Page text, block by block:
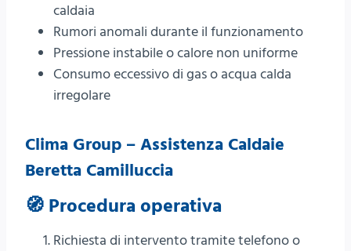
caldaia
Rumori anomali durante il funzionamento
Pressione instabile o calore non uniforme
Consumo eccessivo di gas o acqua calda
irregolare
Clima Group – Assistenza Caldaie
Beretta Camilluccia
🧭 Procedura operativa
Richiesta di intervento tramite telefono o